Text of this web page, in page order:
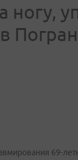
ногу,
69-